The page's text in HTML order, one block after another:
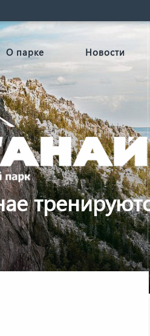
О парке Новости